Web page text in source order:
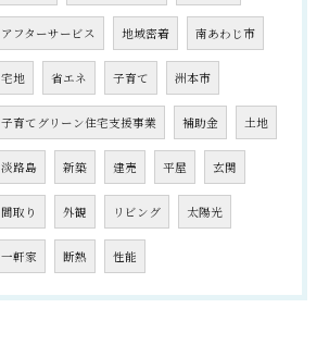
アフターサービス 地域密着 南あわじ市
宅地 省エネ 子育て 洲本市
子育てグリーン住宅支援事業 補助金 土地
淡路島 新築 建売 平屋 玄関
間取り 外観 リビング 太陽光
一軒家 断熱 性能